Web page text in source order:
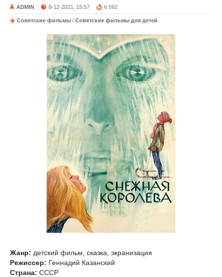
ADMIN 8-12-2021, 15:57 6 592
Советские фильмы / Советские фильмы для детей
Жанр: детский фильм, сказка, экранизация
Режиссер: Геннадий Казанский
Страна: СССР